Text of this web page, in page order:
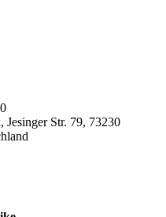
Str. 79, 73230